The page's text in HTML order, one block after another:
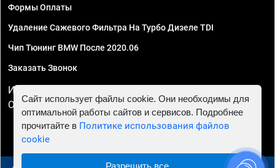
Формы Оплаты
Удаление Сажевого Фильтра На Турбо Дизеле TDI
Чип Тюнинг BMW После 2020.06
Заказать Звонок
ИП Смирнов Георгий Павлович. ИНН 781302555843,
ОГРНИП 324470400032610
Сайт использует файлы cookie. Они необходимы для
оптимальной работы сайтов и сервисов. Подробнее
прочитайте в Политике использования файлов
cookie
Разрешить все